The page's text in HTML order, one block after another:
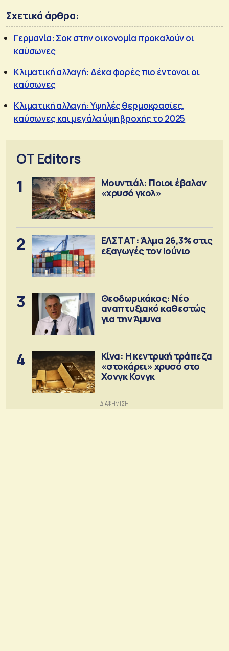
Σχετικά άρθρα:
Γερμανία: Σοκ στην οικονομία προκαλούν οι
καύσωνες
Κλιματική αλλαγή: Δέκα φορές πιο έντονοι οι
καύσωνες
Κλιματική αλλαγή: Υψηλές θερμοκρασίες,
καύσωνες και μεγάλα ύψη βροχής το 2025
OT Editors
1
Μουντιάλ: Ποιοι έβαλαν
«χρυσό γκολ»
2
ΕΛΣΤΑΤ: Άλμα 26,3% στις
εξαγωγές τον Ιούνιο
3
Θεοδωρικάκος: Νέο
αναπτυξιακό καθεστώς
για την Άμυνα
4
Κίνα: Η κεντρική τράπεζα
«στοκάρει» χρυσό στο
Χονγκ Κονγκ